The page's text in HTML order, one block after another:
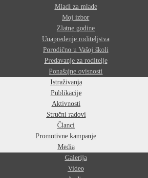
Mladi za mlade
Moj izbor
Zlatne godine
Unapređenje roditeljstva
Porodično u Vašoj školi
Predavanje za roditelje
Ponašajne ovisnosti
Istraživanja
Publikacije
Aktivnosti
Stručni radovi
Članci
Promotivne kampanje
Media
Galerija
Video